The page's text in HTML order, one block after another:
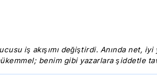
iş akışımı değiştirdi. Anında net, iyi
benim gibi yazarlara şiddetle